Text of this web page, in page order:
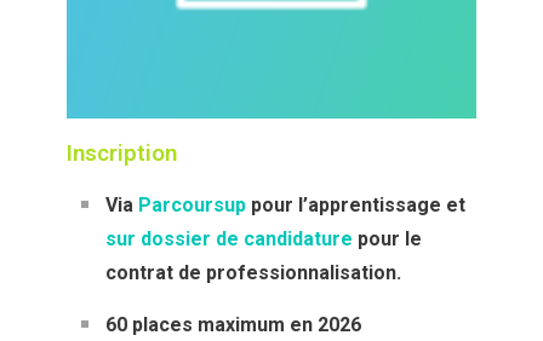
Inscription
Via Parcoursup pour l’apprentissage et
sur dossier de candidature pour le
contrat de professionnalisation.
60 places maximum en 2026